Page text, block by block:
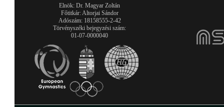
Elnök: Dr. Magyar Zoltán
Főtitkár: Altorjai Sándor
Adószám: 18158555-2-42
Törvényszéki bejegyzési szám:
01-07-0000040